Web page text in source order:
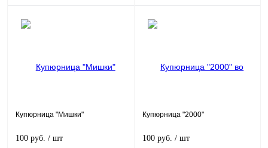
Купюрница "Мишки"
100 руб. / шт
Купюрница "2000"
100 руб. / шт